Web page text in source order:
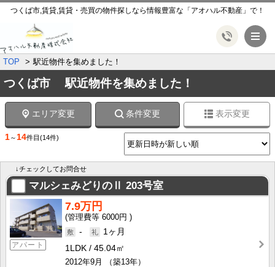
つくば市,賃貸,賃貸・売買の物件探しなら情報豊富な「アオハル不動産」で！
TOP 駅近物件を集めました！
つくば市 駅近物件を集めました！
エリア変更 条件変更 表示変更
1～14件目 (14件)
↓チェックしてお問合せ
マルシェみどりのⅡ 203号室
アパート
7.9万円
6000円
-
1ヶ月
1LDK
45.04㎡
2012年9月
（築13年）